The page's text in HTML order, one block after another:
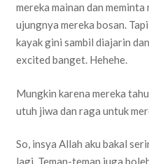
mereka mainan dan
ujungnya mereka bosan.
kayak gini sambil diajarin
excited banget. Hehehe.
Mungkin karena mereka
utuh jiwa dan raga untuk
So, insya Allah aku bakal
lagi. Teman-teman juga